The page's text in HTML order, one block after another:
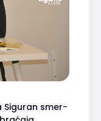
Siguran smer-